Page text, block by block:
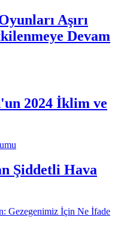
Aşırı
Devam
2024 İklim ve
Şiddetli Hava